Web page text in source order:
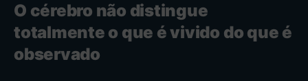
O cérebro não distingue
totalmente o que é vivido do que é
observado